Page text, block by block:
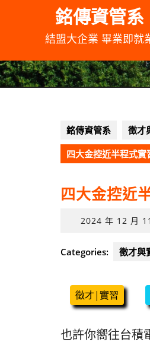
銘傳資管系
結盟大企業 畢業即就
銘傳資管系 徵才
四大金控近半程式實
四大金控近
2024 年 12 月
Categories: 徵才與
徵才|實習
也許你嚮往台積